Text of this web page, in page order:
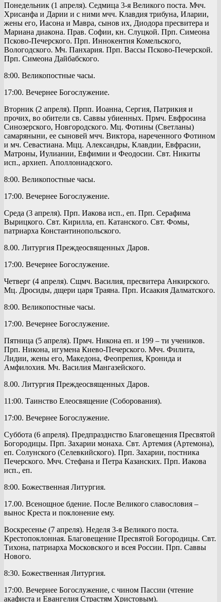
Понедельник (1 апреля). Седмица 3-я Великого поста. Мчч.
Хрисанфа и Дарии и с ними мчч. Клавдия трибуна, Иларии,
жены его, Иасона и Мавра, сынов их, Диодора пресвитера и
Мариана диакона. Прав. Софии, кн. Слуцкой. Прп. Симеона
Псково-Печерского. Прп. Иннокентия Комельского,
Вологодского. Мч. Панхария. Прп. Вассы Псково-Печерской.
Прп. Симеона Дайбабского.
8:00. Великопостные часы.
17:00. Вечернее Богослужение.
Вторник (2 апреля). Прпп. Иоанна, Сергия, Патрикия и
прочих, во обители св. Саввы убиенных. Прмч. Евфросина
Синозерского, Новгородского. Мц. Фотины (Светланы)
самаряныни, ее сыновей мчч. Виктора, нареченного Фотином
и мч. Севастиана. Мцц. Александры, Клавдии, Евфрасии,
Матроны, Иулиании, Евфимии и Феодосии. Свт. Никиты
исп., архиеп. Аполлониадского.
8:00. Великопостные часы.
17:00. Вечернее Богослужение.
Среда (3 апреля). Прп. Иакова исп., еп. Прп. Серафима
Вырицкого. Свт. Кирилла, еп. Катанского. Свт. Фомы,
патриарха Константинопольского.
8.00. Литургия Преждеосвященных Даров.
17:00. Вечернее Богослужение.
Четверг (4 апреля). Сщмч. Василия, пресвитера Анкирского.
Мц. Дросиды, дщери царя Траяна. Прп. Исаакия Далматского.
8:00. Великопостные часы.
17:00. Вечернее Богослужение.
Пятница (5 апреля). Прмч. Никона еп. и 199 – ти учеников.
Прп. Никона, игумена Киево-Печерского. Мчч. Филита,
Лидии, жены его, Македона, Феопрепия, Кронида и
Амфилохия. Мч. Василия Мангазейского.
8.00. Литургия Преждеосвященных Даров.
11:00. Таинство Елеосвящение (Соборования).
17:00. Вечернее Богослужение.
Суббота (6 апреля). Предпразднство Благовещения Пресвятой
Богородицы. Прп. Захарии монаха. Свт. Артемия (Артемона),
еп. Солунского (Селевкийского). Прп. Захарии, постника
Печерского. Мчч. Стефана и Петра Казанских. Прп. Иакова
исп., еп.
8:00. Божественная Литургия.
17.00. Всенощное бдение. После Великого славословия –
вынос Креста и поклонение ему.
Воскресенье (7 апреля). Неделя 3-я Великого поста.
Крестопоклонная. Благовещение Пресвятой Богородицы. Свт.
Тихона, патриарха Московского и всея России. Прп. Саввы
Нового.
8:30. Божественная Литургия.
17:00. Вечернее Богослужение, с чином Пассии (чтение
акафиста и Евангелия Страстям Христовым).